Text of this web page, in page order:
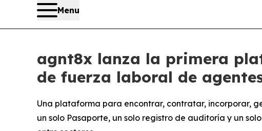
Menu
agnt8x lanza la primera
de fuerza laboral de
Una plataforma para encontrar, contratar, incorporar,
un solo Pasaporte, un solo registro de auditoría y un